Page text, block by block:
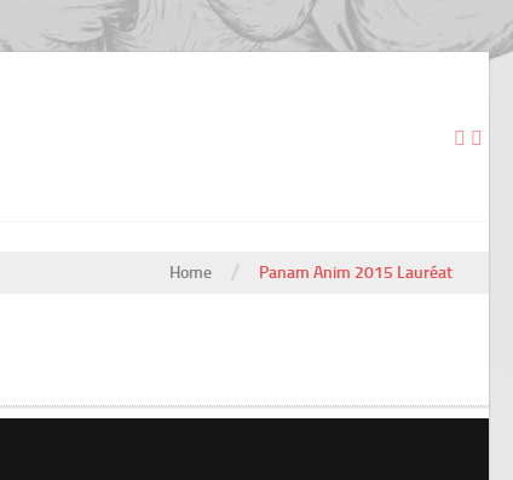
Home / Panam Anim 2015 Lauréat